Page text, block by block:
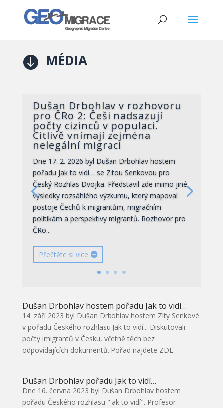
 MÉDIA
Dušan Drbohlav v rozhovoru
pro ČRo 2: Češi nadsazují
počty cizinců v populaci.
Citlivě vnímají zejména
nelegální migraci
Dne 17. 2. 2026 byl Dušan Drbohlav hostem
pořadu Jak to vidí… se Zitou Senkovou pro
Český Rozhlas Dvojka. Představil zde mimo jiné
výsledky rozsáhlého výzkumu, který mapoval
postoje Čechů k migrantům, migračním
politikám a perspektivy migrantů. Rozhovor pro
ČRo...
Přečtěte si více
Dušan Drbohlav hostem pořadu Jak to vidí…
14. září 2023 byl Dušan Drbohlav hostem Zity Senkové
v pořadu Českého rozhlasu Jak to vidí... Diskutovali
počty imigrantů v Česku, včetně těch bez
odpovídajících dokumentů. Pořad najdete ZDE.
Dušan Drbohlav pořadu Jak to vidí…
Dne 16. června 2023 byl Dušan Drbohlav hostem
pořadu Českého rozhlasu "Jak to vidí". Profesor